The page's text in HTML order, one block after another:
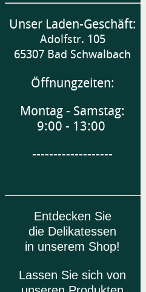
Unser Laden-Geschäft:
Adolfstr. 105
65307 Bad Schwalbach
Öffnungzeiten:
Montag - Samstag:
9:00 - 13:00
-------------------
Entdecken Sie
die Delikatessen
in unserem Shop!
Lassen Sie sich von